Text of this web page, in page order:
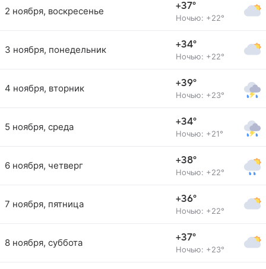
2 ноября, воскресенье +37°
Ночью: +22°
3 ноября, понедельник +34°
Ночью: +22°
4 ноября, вторник +39°
Ночью: +23°
5 ноября, среда +34°
Ночью: +21°
6 ноября, четверг +38°
Ночью: +22°
7 ноября, пятница +36°
Ночью: +22°
8 ноября, суббота +37°
Ночью: +23°